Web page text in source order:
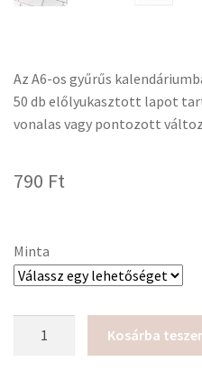
Az A6-os gyűrűs
50 db előlyukasztott lapot
vonalas vagy pontozott
790 Ft
Minta
Kosárba